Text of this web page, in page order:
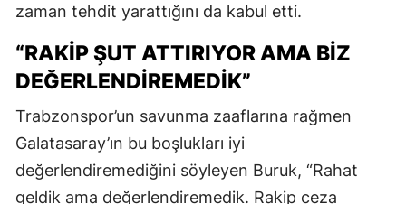
zaman tehdit yarattığını da kabul etti.
“RAKIP ŞUT ATTIRIYOR AMA BIZ
DEĞERLENDIREMEDIK”
Trabzonspor’un savunma zaaflarına rağmen
Galatasaray’ın bu boşlukları iyi
değerlendiremediğini söyleyen Buruk, “Rahat
geldik ama değerlendiremedik. Rakip ceza